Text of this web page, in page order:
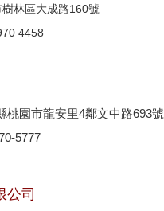
林區大成路160號
4458
桃園市龍安里4鄰文中路693號
5777
公司